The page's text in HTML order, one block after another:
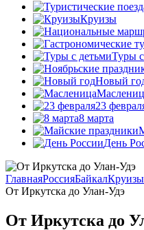
Круизы
Туры
Новый
23
8 марта
День
ГлавнаяРоссияБайкал
От Иркутска до Улан-Удэ
От Иркутска до